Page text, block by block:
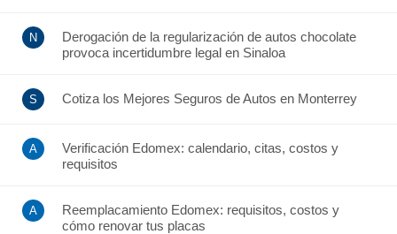
Derogación de la regularización de autos chocolate
provoca incertidumbre legal en Sinaloa
Cotiza los Mejores Seguros de Autos en Monterrey
Verificación Edomex: calendario, citas, costos y
requisitos
Reemplacamiento Edomex: requisitos, costos y
cómo renovar tus placas